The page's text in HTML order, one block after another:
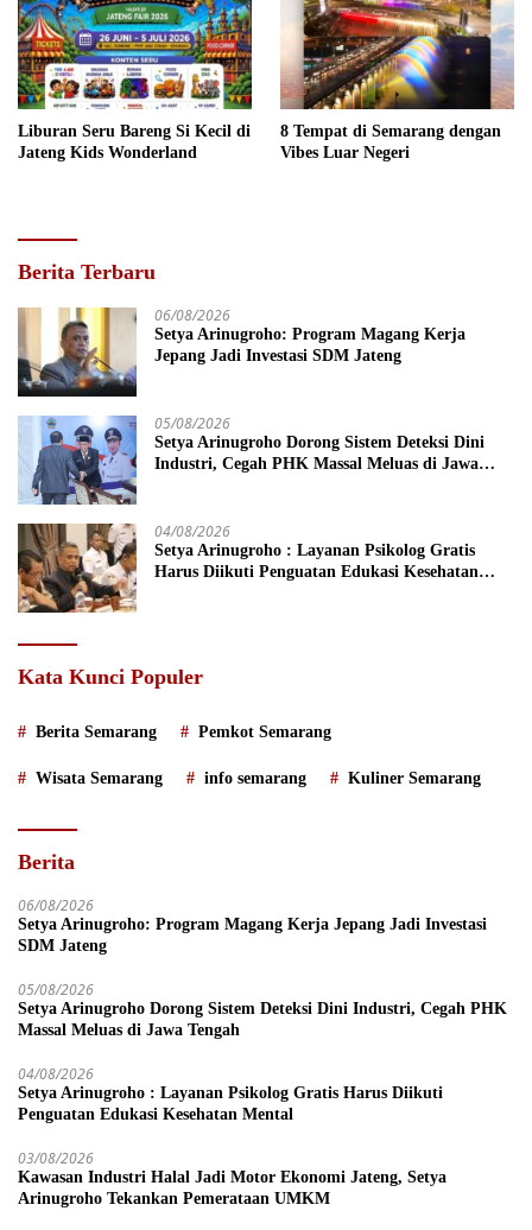
Liburan Seru Bareng Si Kecil di
Jateng Kids Wonderland
8 Tempat di Semarang dengan
Vibes Luar Negeri
Berita Terbaru
06/08/2026
Setya Arinugroho: Program Magang Kerja
Jepang Jadi Investasi SDM Jateng
05/08/2026
Setya Arinugroho Dorong Sistem Deteksi Dini
Industri, Cegah PHK Massal Meluas di Jawa
04/08/2026
Setya Arinugroho : Layanan Psikolog Gratis
Harus Diikuti Penguatan Edukasi Kesehatan
Kata Kunci Populer
Berita Semarang Pemkot Semarang
Wisata Semarang info semarang Kuliner Semarang
Berita
06/08/2026
Setya Arinugroho: Program Magang Kerja Jepang Jadi Investasi
SDM Jateng
05/08/2026
Setya Arinugroho Dorong Sistem Deteksi Dini Industri, Cegah PHK
Massal Meluas di Jawa Tengah
04/08/2026
Setya Arinugroho : Layanan Psikolog Gratis Harus Diikuti
Penguatan Edukasi Kesehatan Mental
03/08/2026
Kawasan Industri Halal Jadi Motor Ekonomi Jateng, Setya
Arinugroho Tekankan Pemerataan UMKM